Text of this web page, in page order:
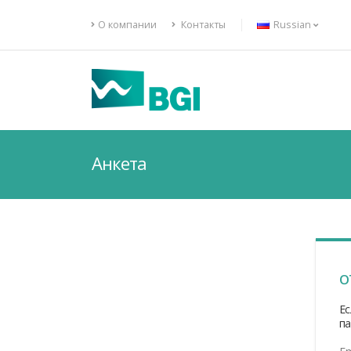
О компании Контакты Russian
Анкета